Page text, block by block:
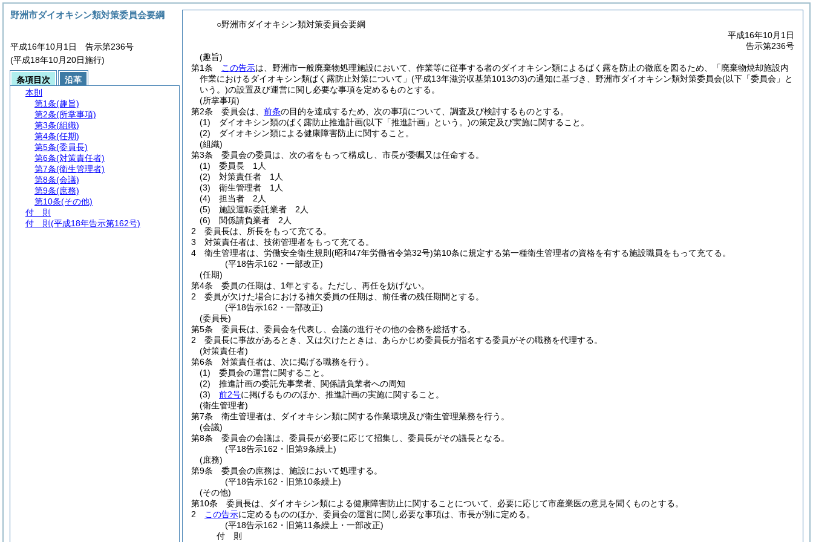
○野洲市ダイオキシン類対策委員会要綱
平成16年10月1日
告示第236号
(趣旨)
第1条
この告示は、野洲市一般廃棄物処理施設において、作業等に従事する者のダイオキシン類によるばく露を防止の徹底を図るため、「廃棄物焼却施設内
作業におけるダイオキシン類ばく露防止対策について」 (平成13年滋労収基第1013の3)の通知に基づき、野洲市ダイオキシン類対策委員会(以下「委員会」と
いう。)の設置及び運営に関し必要な事項を定めるものとする。
(所掌事項)
第2条
委員会は、 前条の目的を達成するため、次の事項について、調査及び検討するものとする。
(1)
ダイオキシン類のばく露防止推進計画(以下「推進計画」という。)の策定及び実施に関すること。
(2)
ダイオキシン類による健康障害防止に関すること。
(組織)
第3条
委員会の委員は、次の者をもって構成し、市長が委嘱又は任命する。
(1)
委員長 1人
(2)
対策責任者 1人
(3)
衛生管理者 1人
(4)
担当者 2人
(5)
施設運転委託業者 2人
(6)
関係請負業者 2人
2
委員長は、所長をもって充てる。
3
対策責任者は、技術管理者をもって充てる。
4
衛生管理者は、労働安全衛生規則 (昭和47年労働省令第32号)第10条に規定する第一種衛生管理者の資格を有する施設職員をもって充てる。
(平18告示162・一部改正)
(任期)
第4条
委員の任期は、1年とする。 ただし、再任を妨げない。
2
委員が欠けた場合における補欠委員の任期は、前任者の残任期間とする。
(平18告示162・一部改正)
(委員長)
第5条
委員長は、委員会を代表し、会議の進行その他の会務を総括する。
2
委員長に事故があるとき、又は欠けたときは、あらかじめ委員長が指名する委員がその職務を代理する。
(対策責任者)
第6条
対策責任者は、次に掲げる職務を行う。
(1)
委員会の運営に関すること。
(2)
推進計画の委託先事業者、関係請負業者への周知
(3)
前2号に掲げるもののほか、推進計画の実施に関すること。
(衛生管理者)
第7条
衛生管理者は、ダイオキシン類に関する作業環境及び衛生管理業務を行う。
(会議)
第8条
委員会の会議は、委員長が必要に応じて招集し、委員長がその議長となる。
(平18告示162・旧第9条繰上)
(庶務)
第9条
委員会の庶務は、施設において処理する。
(平18告示162・旧第10条繰上)
(その他)
第10条
委員長は、ダイオキシン類による健康障害防止に関することについて、必要に応じて市産業医の意見を聞くものとする。
2
この告示に定めるもののほか、委員会の運営に関し必要な事項は、市長が別に定める。
(平18告示162・旧第11条繰上・一部改正)
付 則
野洲市ダイオキシン類対策委員会要綱
平成16年10月1日 告示第236号
(平成18年10月20日施行)
条項目次
沿革
本則
第1条(趣旨)
第2条(所掌事項)
第3条(組織)
第4条(任期)
第5条(委員長)
第6条(対策責任者)
第7条(衛生管理者)
第8条(会議)
第9条(庶務)
第10条(その他)
付 則
付 則 (平成18年告示第162号)